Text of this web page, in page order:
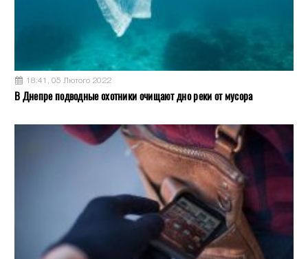
18:41, 05 Лютого 2022
В Днепре подводные охотники очищают дно реки от мусора